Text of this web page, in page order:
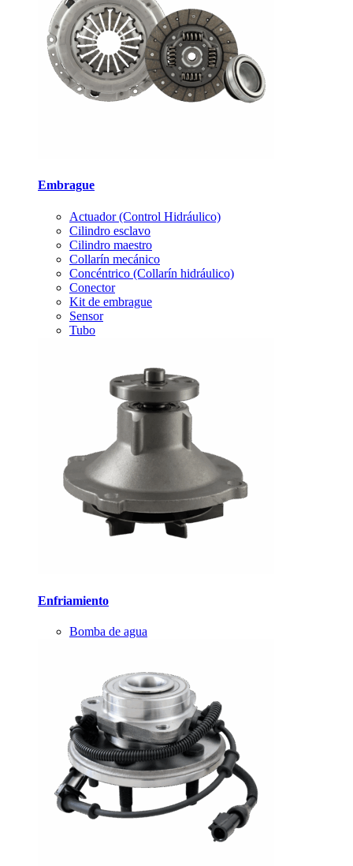
Embrague
Actuador (Control Hidráulico)
Cilindro esclavo
Cilindro maestro
Collarín mecánico
Concéntrico (Collarín hidráulico)
Conector
Kit de embrague
Sensor
Tubo
Enfriamiento
Bomba de agua